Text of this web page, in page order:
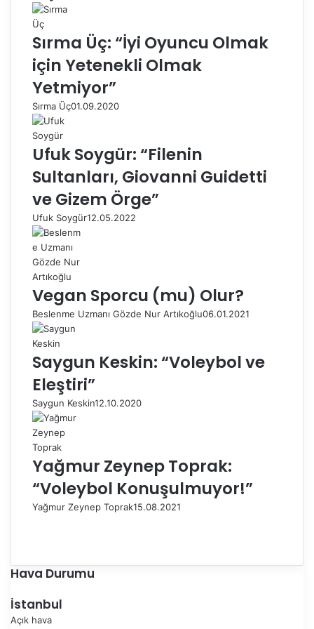
Sırma Üç: “İyi Oyuncu Olmak
için Yetenekli Olmak
Yetmiyor”
Sırma Üç01.09.2020
Ufuk Soygür: “Filenin
Sultanları, Giovanni Guidetti
ve Gizem Örge”
Ufuk Soygür12.05.2022
Vegan Sporcu (mu) Olur?
Beslenme Uzmanı Gözde Nur Artıkoğlu06.01.2021
Saygun Keskin: “Voleybol ve
Eleştiri”
Saygun Keskin12.10.2020
Yağmur Zeynep Toprak:
“Voleybol Konuşulmuyor!”
Yağmur Zeynep Toprak15.08.2021
e
k
s
a
n
k
i
Hava Durumu
İstanbul
Açık hava